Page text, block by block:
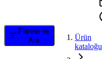
Filtrele ve
Ara
Ürün
kataloğu